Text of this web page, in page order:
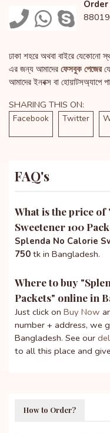
ঢাকা শহরে অথবা বাইরে যেকোনো
এর জন্য আমাদের ফেসবুক পেজের
আমাদের ইনবক্স বা হোয়াটসঅ্যাপে
SHARING THIS ON:
Facebook Twitter
FAQ's
What is the price of
Sweetener 100
Splenda No Calorie
750 tk in Bangladesh.
Where to buy "
Packets" online in
Just click on Buy Now
number + address, we
Bangladesh. See our
to all this place and
How to Order?